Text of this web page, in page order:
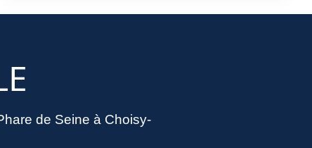
de Seine à Choisy-